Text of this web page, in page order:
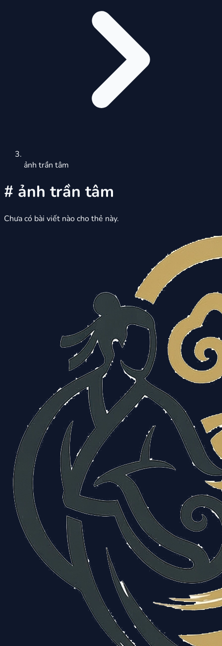
ảnh trần tâm
# ảnh trần tâm
Chưa có bài viết nào cho thẻ này.